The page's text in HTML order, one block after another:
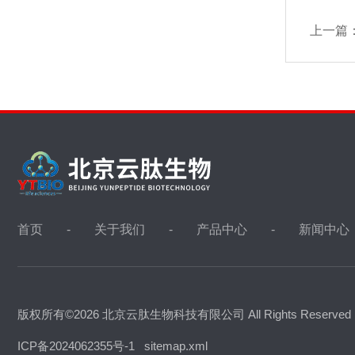
上一篇
首页 关于我们 产品中心 新闻中心
版权所有©2026 北京云肽生物科技有限公司 All Rights
ICP备2024062355号-1 sitemap.xml